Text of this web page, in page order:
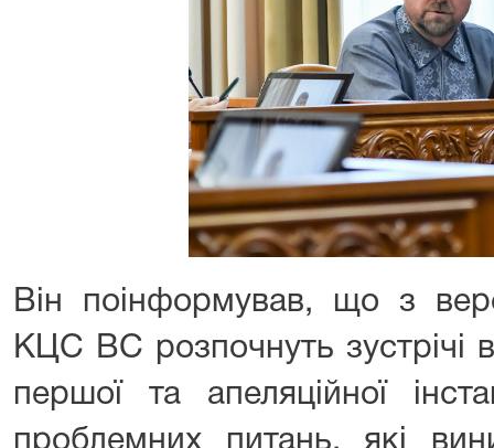
Він поінформував, що з
КЦС ВС розпочнуть зустрічі
першої та апеляційної
проблемних питань, які